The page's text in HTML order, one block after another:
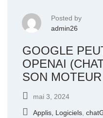
Posted by
admin26
GOOGLE
OPENAI
SON
mai 3, 2024
Applis, Logiciels